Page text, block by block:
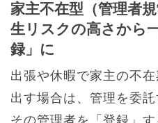
家主不在型（管理者
生リスクの高さから
録」に
出張や休暇で家主の不
出す場合は、管理を委